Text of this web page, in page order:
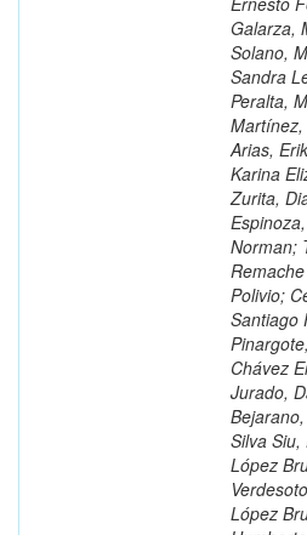
Galarza,
Solano,
Sandra
Peralta,
Arias,
Karina
Zurita,
Norman;
Polivio;
Santiago
Chávez
Jurado,
Silva
López
López